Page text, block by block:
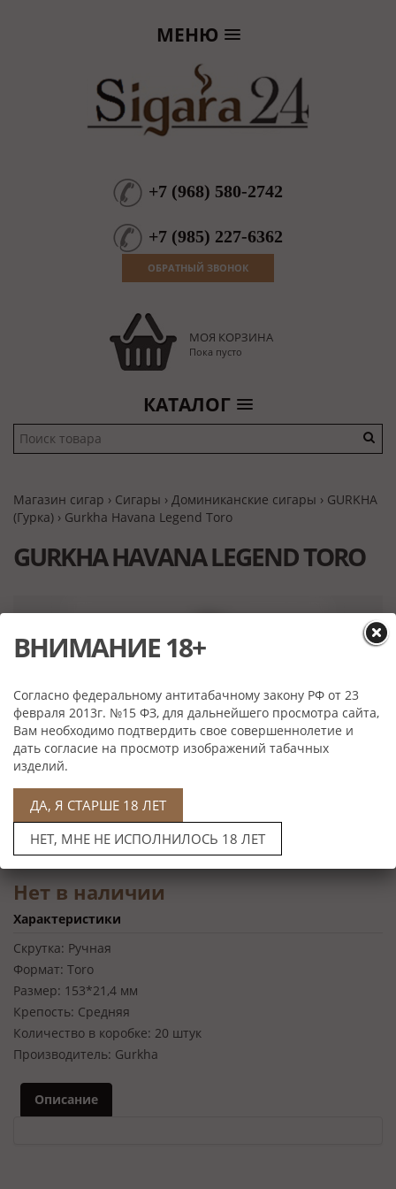
МЕНЮ
+7 (968) 580-2742
+7 (985) 227-6362
ОБРАТНЫЙ ЗВОНОК
МОЯ КОРЗИНА
Пока пусто
КАТАЛОГ
Магазин сигар › Сигары › Доминиканские сигары › GURKHA
(Гурка) › Gurkha Havana Legend Toro
GURKHA HAVANA LEGEND TORO
Нет в наличии
Характеристики
Скрутка: Ручная
Формат: Toro
Размер: 153*21,4 мм
Крепость: Средняя
Количество в коробке: 20 штук
Производитель: Gurkha
Описание
ВНИМАНИЕ 18+
Согласно федеральному антитабачному закону РФ от 23
февраля 2013г. №15 ФЗ, для дальнейшего просмотра сайта,
Вам необходимо подтвердить свое совершеннолетие и
дать согласие на просмотр изображений табачных
изделий.
ДА, Я СТАРШЕ 18 ЛЕТ
НЕТ, МНЕ НЕ ИСПОЛНИЛОСЬ 18 ЛЕТ